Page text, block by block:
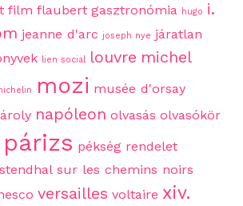
film flaubert gasztronómia hugo i.
jeanne d'arc joseph nye járatlan
lien social louvre michel
mozi musée d'orsay
napóleon olvasás olvasókör
párizs pékség rendelet
stendhal sur les chemins noirs
versailles voltaire xiv.